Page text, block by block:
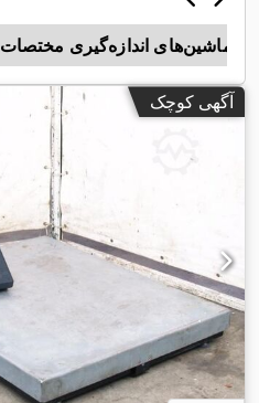
ماشین‌های اندازه‌گیری مختصات
آگهی کوچک